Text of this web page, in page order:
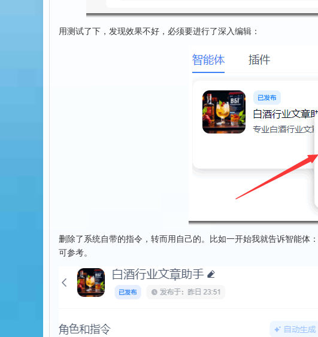
用测试了下，发现效果不好，必须要进行了深入编辑：
删除了系统自带的指令，转而用自己的。比如一开始我就告诉智能体
可参考。